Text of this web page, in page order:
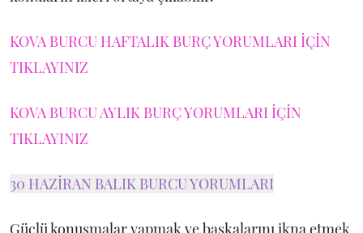
KOVA BURCU HAFTALIK BURÇ YORUMLARI İÇİN
TIKLAYINIZ
KOVA BURCU AYLIK BURÇ YORUMLARI İÇİN
TIKLAYINIZ
30 HAZİRAN BALIK BURCU YORUMLARI
Güçlü konuşmalar yapmak ve başkalarını ikna etmek